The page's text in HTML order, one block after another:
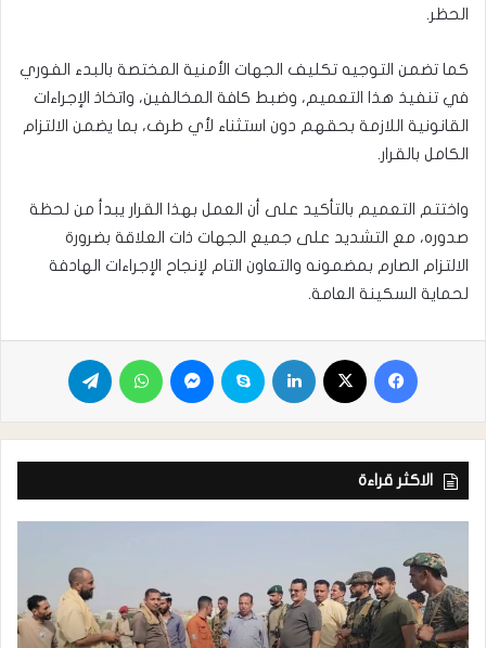
الحظر.
كما تضمن التوجيه تكليف الجهات الأمنية المختصة بالبدء الفوري
في تنفيذ هذا التعميم، وضبط كافة المخالفين، واتخاذ الإجراءات
القانونية اللازمة بحقهم دون استثناء لأي طرف، بما يضمن الالتزام
الكامل بالقرار.
واختتم التعميم بالتأكيد على أن العمل بهذا القرار يبدأ من لحظة
صدوره، مع التشديد على جميع الجهات ذات العلاقة بضرورة
الالتزام الصارم بمضمونه والتعاون التام لإنجاح الإجراءات الهادفة
لحماية السكينة العامة.
الاكثر قراءة